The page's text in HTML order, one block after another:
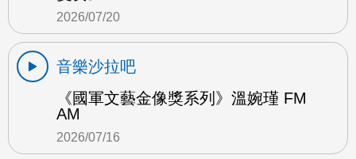
2026/07/20
音樂沙拉吧
《國軍文藝金像獎系列》溫婉瑾 FM
AM
2026/07/16